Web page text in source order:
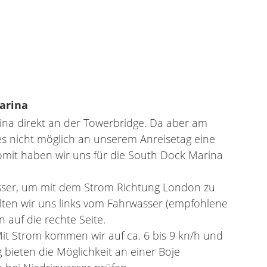
direkt an der Towerbridge. Da aber am
nicht möglich an unserem Anreisetag eine
haben wir uns für die South Dock Marina
um mit dem Strom Richtung London zu
wir uns links vom Fahrwasser (empfohlene
auf die rechte Seite.
Strom kommen wir auf ca. 6 bis 9 kn/h und
die Möglichkeit an einer Boje